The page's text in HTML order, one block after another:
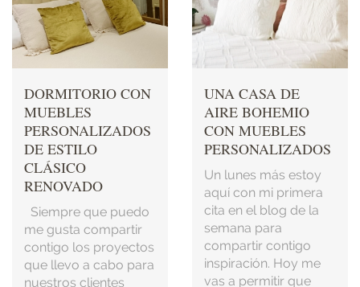
DORMITORIO CON
MUEBLES
PERSONALIZADOS
DE ESTILO
CLÁSICO
RENOVADO
Siempre que puedo
me gusta compartir
contigo los proyectos
que llevo a cabo para
nuestros clientes
UNA CASA DE
AIRE BOHEMIO
CON MUEBLES
PERSONALIZADOS
Un lunes más estoy
aquí con mi primera
cita en el blog de la
semana para
compartir contigo
inspiración. Hoy me
vas a permitir que